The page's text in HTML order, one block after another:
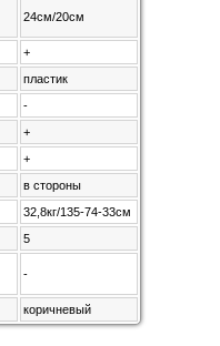
24см/20см
+
пластик
-
+
+
в стороны
32,8кг/135-74-33см
5
-
коричневый